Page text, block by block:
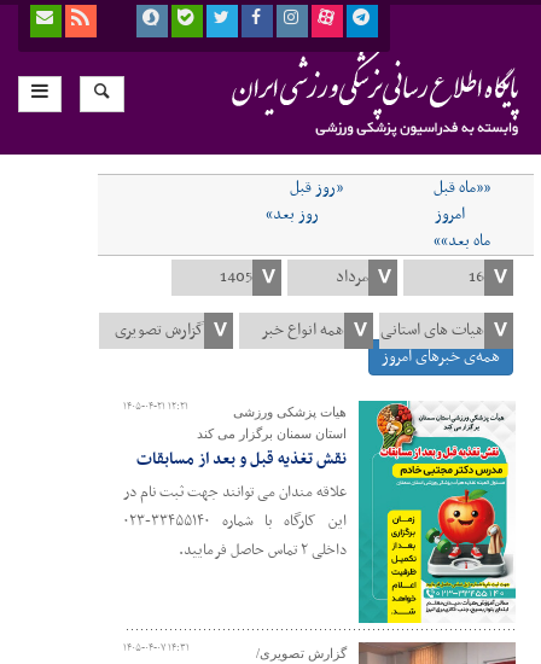
««ماه قبل
«روز قبل
امروز
روز بعد»
ماه بعد»»
همه‌ی خبرهای امروز
۱۴۰۵-۰۴-۲۱ ۱۲:۲۱
هیات پزشکی ورزشی
استان سمنان برگزار می کند
نقش تغذیه قبل و بعد از مسابقات
علاقه مندان می توانند جهت ثبت نام در
این کارگاه با شماره ۳۳۴۵۵۱۴۰-۰۲۳
داخلی ۲ تماس حاصل فرمایید.
۱۴۰۵-۰۴-۰۷ ۱۴:۳۱ گزارش تصویری/